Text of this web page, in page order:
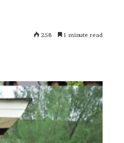
258 1 minute read